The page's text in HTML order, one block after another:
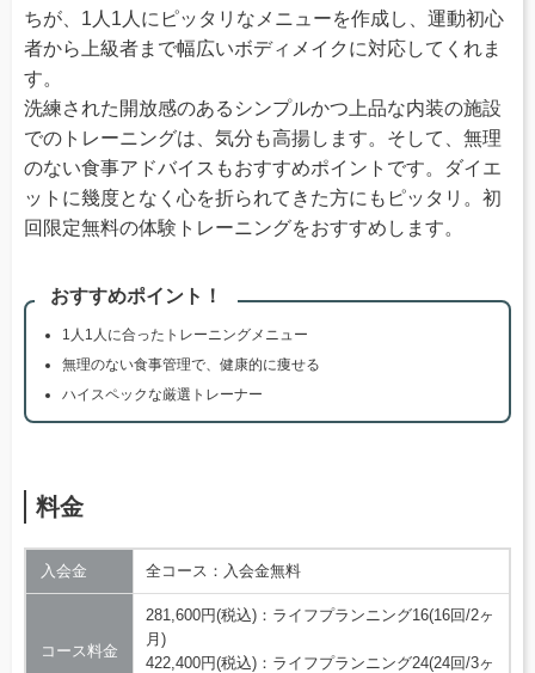
ちが、1人1人にピッタリなメニューを作成し、運動初心
者から上級者まで幅広いボディメイクに対応してくれま
す。
洗練された開放感のあるシンプルかつ上品な内装の施設
でのトレーニングは、気分も高揚します。そして、無理
のない食事アドバイスもおすすめポイントです。ダイエ
ットに幾度となく心を折られてきた方にもピッタリ。初
回限定無料の体験トレーニングをおすすめします。
おすすめポイント！
1人1人に合ったトレーニングメニュー
無理のない食事管理で、健康的に痩せる
ハイスペックな厳選トレーナー
料金
入会金 全コース：入会金無料
コース料金
281,600円(税込)：ライフプランニング16(16回/2ヶ
月)
422,400円(税込)：ライフプランニング24(24回/3ヶ